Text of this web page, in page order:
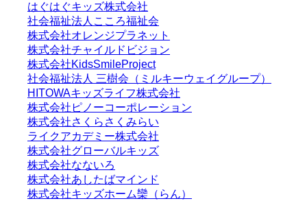
はぐはぐキッズ株式会社
社会福祉法人こころ福祉会
株式会社オレンジプラネット
株式会社チャイルドビジョン
株式会社KidsSmileProject
社会福祉法人 三樹会（ミルキーウェイグループ）
HITOWAキッズライフ株式会社
株式会社ピノーコーポレーション
株式会社さくらさくみらい
ライクアカデミー株式会社
株式会社グローバルキッズ
株式会社なないろ
株式会社あしたばマインド
株式会社キッズホーム欒（らん）